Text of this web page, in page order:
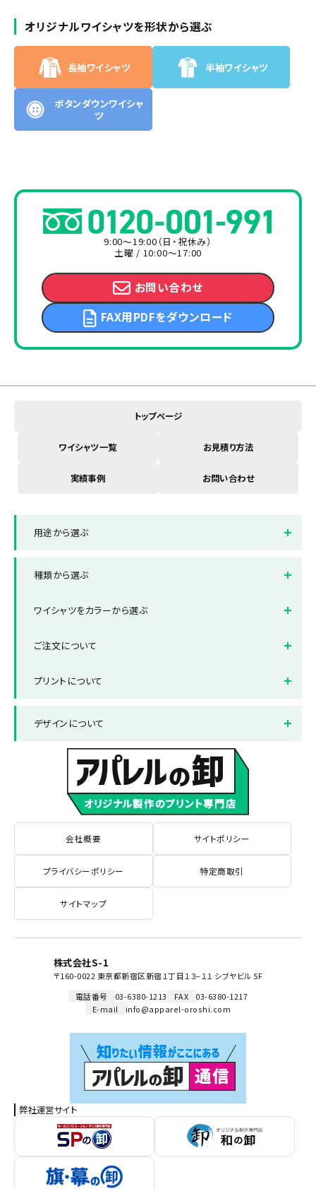
オリジナルワイシャツを形状から選ぶ
長袖ワイシャツ 半袖ワイシャツ
ボタンダウンワイシャ
ツ
9:00～19:00（日・祝休み）
土曜 / 10:00～17:00
お問い合わせ
FAX用PDFをダウンロード
トップページ
ワイシャツ一覧 お見積り方法
実績事例 お問い合わせ
用途から選ぶ
種類から選ぶ
種類から選ぶ一覧
ワイシャツをカラーから選ぶ
ホワイト(白色)
ベージュ・ブラウン(茶色)
ご注文について
納品までの流れ
よくある質問集
プリントについて
デザインについて
データ作成・入稿方法
書体サンプル
会社概要 サイトポリシー
プライバシーポリシー 特定商取引
サイトマップ
株式会社S-1
〒160-0022 東京都新宿区新宿１丁目１３−１１ シブヤビル 5F
電話番号
03-6380-1213 FAX
03-6380-1217
E-mail
info@apparel-oroshi.com
弊社運営サイト